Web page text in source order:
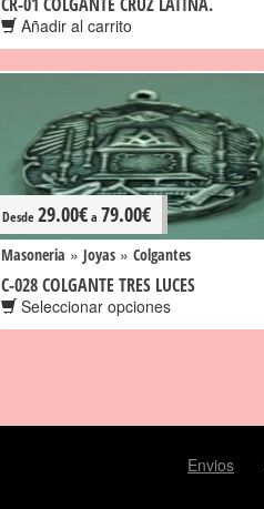
Añadir al carrito
Desde29.00€a 79.00€
Masoneria » Joyas » Colgantes
C-028 COLGANTE TRES LUCES
Seleccionar opciones
Envios